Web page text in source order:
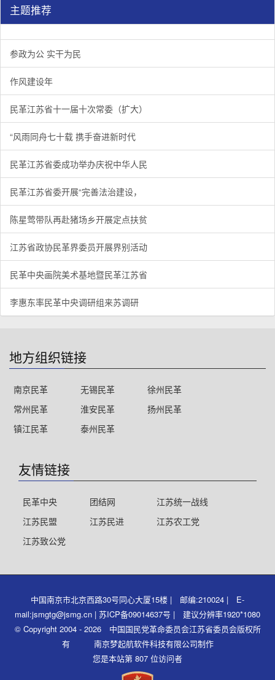
主题推荐
参政为公 实干为民
作风建设年
民革江苏省十一届十次常委（扩大）
“风雨同舟七十载 携手奋进新时代
民革江苏省委成功举办庆祝中华人民
民革江苏省委开展“完善法治建设，
陈星莺带队再赴猪场乡开展定点扶贫
江苏省政协民革界委员开展界别活动
民革中央画院美术基地暨民革江苏省
李惠东率民革中央调研组来苏调研
地方组织链接
南京民革 无锡民革
徐州民革
常州民革
淮安民革
扬州民革
镇江民革
泰州民革
友情链接
民革中央 团结网
江苏统一战线
江苏民盟
江苏民进
江苏农工党
江苏致公党
中国南京市北京西路30号同心大厦15楼 | 邮编:210024 | E-
mail:jsmgtg@jsmg.cn | 苏ICP备09014637号 | 建议分辨率1920*1080
© Copyright 2004 - 2026 中国国民党革命委员会江苏省委员会版权所
有 南京梦起航软件科技有限公司制作
您是本站第 807 位访问者